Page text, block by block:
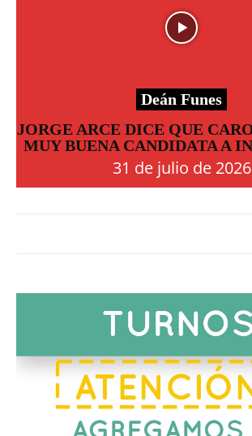
Deán Funes
JORGE ARCE DICE QUE
MUY BUENA CANDIDATA A
31 de julio de 2026